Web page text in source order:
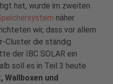
hat, wurde im zweiten
näher
wir, dass vor allem
Cluster die ständig
der IBC SOLAR ein
soll es in Teil 3 heute
Wallboxen und